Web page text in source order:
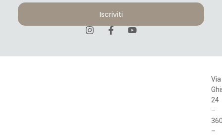
Iscriviti
Via
24
–
–